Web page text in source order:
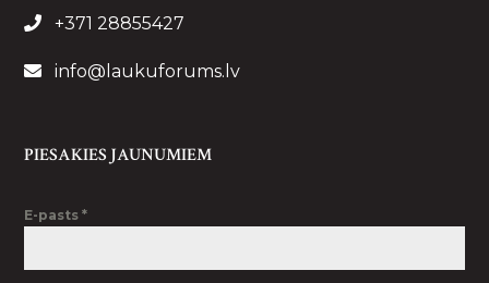
+371 28855427
info@laukuforums.lv
PIESAKIES JAUNUMIEM
E-pasts*